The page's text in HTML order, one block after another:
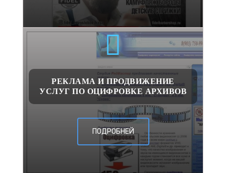
РЕКЛАМА И ПРОДВИЖЕНИЕ
УСЛУГ ПО ОЦИФРОВКЕ АРХИВОВ
ПОДРОБНЕЙ